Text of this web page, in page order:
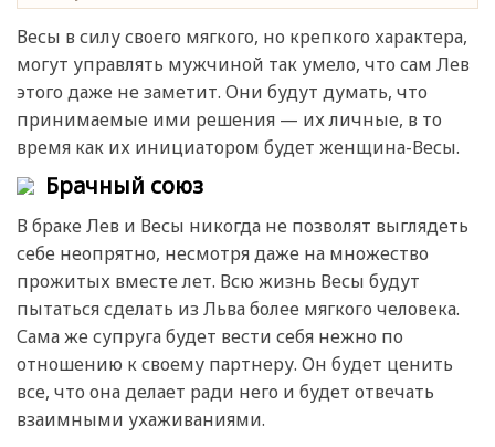
Весы в силу своего мягкого, но крепкого характера,
могут управлять мужчиной так умело, что сам Лев
этого даже не заметит. Они будут думать, что
принимаемые ими решения — их личные, в то
время как их инициатором будет женщина-Весы.
Брачный союз
В браке Лев и Весы никогда не позволят выглядеть
себе неопрятно, несмотря даже на множество
прожитых вместе лет. Всю жизнь Весы будут
пытаться сделать из Льва более мягкого человека.
Сама же супруга будет вести себя нежно по
отношению к своему партнеру. Он будет ценить
все, что она делает ради него и будет отвечать
взаимными ухаживаниями.